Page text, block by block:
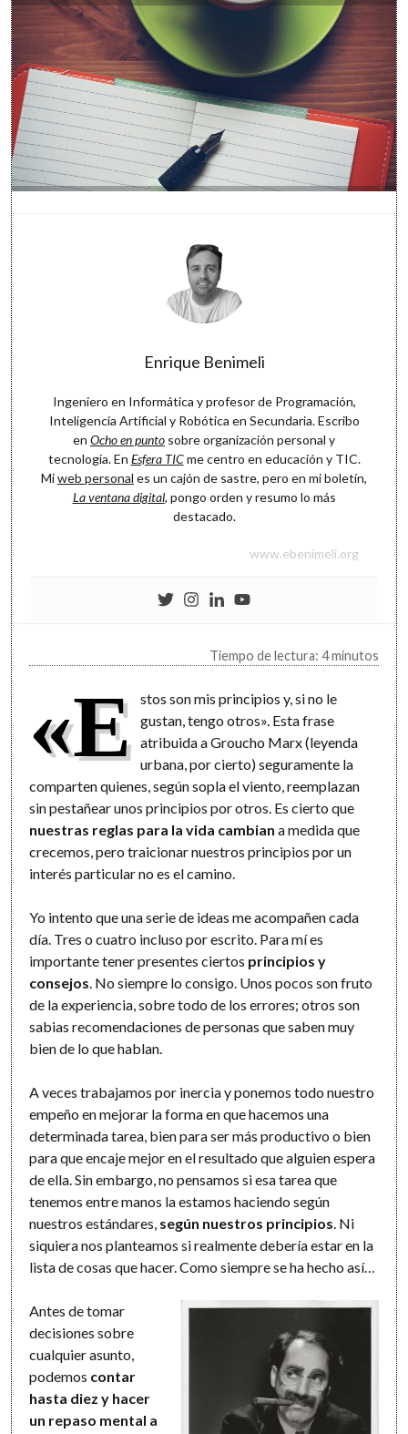
Enrique Benimeli
Ingeniero en Informática y profesor de Programación,
Inteligencia Artificial y Robótica en Secundaria. Escribo
en Ocho en punto sobre organización personal y
tecnología. En Esfera TICme centro en educación y TIC.
Miweb personal es un cajón de sastre, pero en mi boletín,
La ventana digital, pongo orden y resumo lo más
destacado.
www.ebenimeli.org
Tiempo de lectura: 4 minutos
«E stos son mis principios y, si no le
gustan, tengo otros». Esta frase
atribuida a Groucho Marx (leyenda
urbana, por cierto) seguramente la
comparten quienes, según sopla el viento, reemplazan
sin pestañear unos principios por otros. Es cierto que
nuestras reglas para la vida cambian a medida que
crecemos, pero traicionar nuestros principios por un
interés particular no es el camino.
Yo intento que una serie de ideas me acompañen cada
día. Tres o cuatro incluso por escrito. Para mí es
importante tener presentes ciertos principios y
consejos. No siempre lo consigo. Unos pocos son fruto
de la experiencia, sobre todo de los errores; otros son
sabias recomendaciones de personas que saben muy
bien de lo que hablan.
A veces trabajamos por inercia y ponemos todo nuestro
empeño en mejorar la forma en que hacemos una
determinada tarea, bien para ser más productivo o bien
para que encaje mejor en el resultado que alguien espera
de ella. Sin embargo, no pensamos si esa tarea que
tenemos entre manos la estamos haciendo según
nuestros estándares, según nuestros principios. Ni
siquiera nos planteamos si realmente debería estar en la
lista de cosas que hacer. Como siempre se ha hecho así…
Antes de tomar
decisiones sobre
cualquier asunto,
podemos contar
hasta diez y hacer
un repaso mental a